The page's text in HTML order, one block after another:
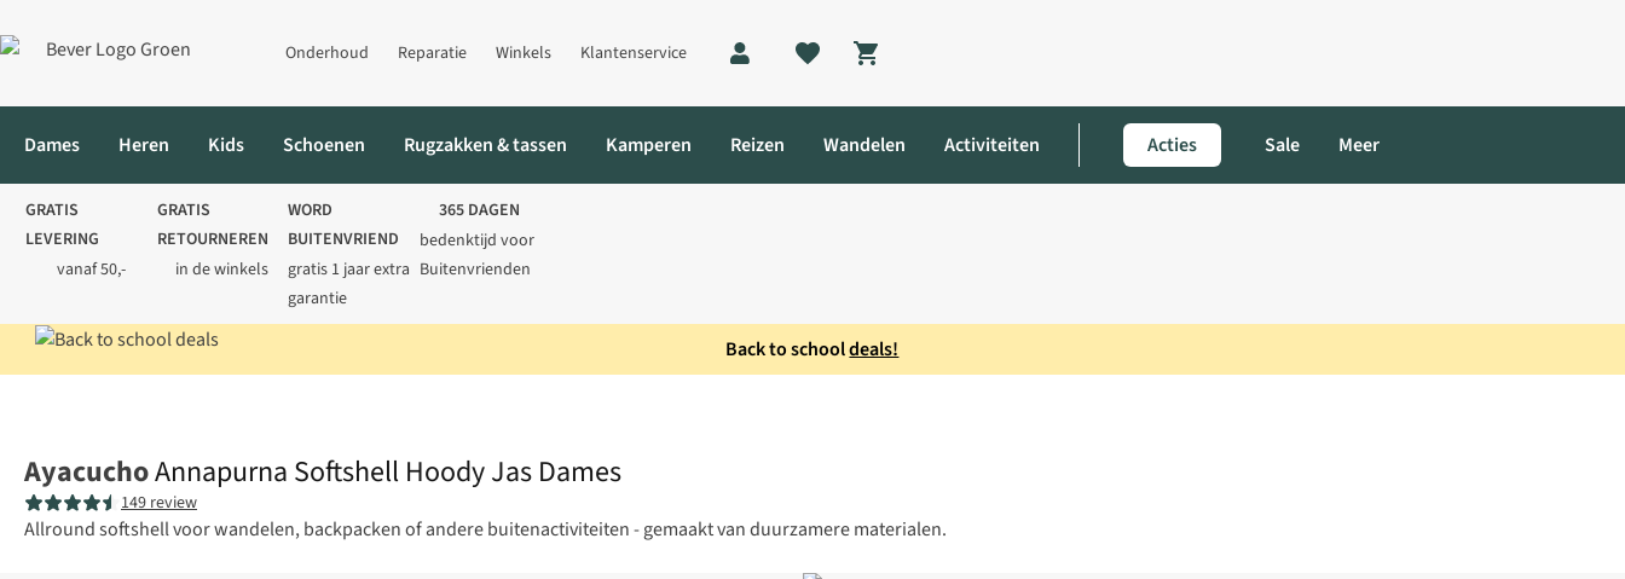
Onderhoud Reparatie Winkels Klantenservice
Shopping cart
Dames Heren Kids Schoenen Rugzakken & tassen Kamperen Reizen Wandelen Activiteiten Acties Sale Meer
GRATIS
LEVERING
vanaf 50,-
GRATIS
RETOURNEREN
in de winkels
WORD
BUITENVRIEND
gratis 1 jaar extra
garantie
365 DAGEN
bedenktijd voor
Buitenvrienden
Back to schooldeals!
AyacuchoAnnapurna Softshell Hoody Jas Dames
149 review
Allround softshell voor wandelen, backpacken of andere buitenactiviteiten - gemaakt van duurzamere materialen.